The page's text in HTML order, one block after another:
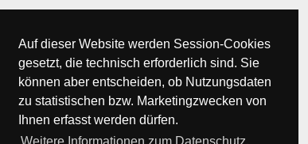
Auf dieser Website werden Session-Cookies
gesetzt, die technisch erforderlich sind. Sie
können aber entscheiden, ob Nutzungsdaten
zu statistischen bzw. Marketingzwecken von
Ihnen erfasst werden dürfen.